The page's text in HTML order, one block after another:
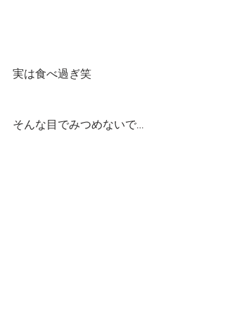
実は食べ過ぎ笑
そんな目でみつめないで…